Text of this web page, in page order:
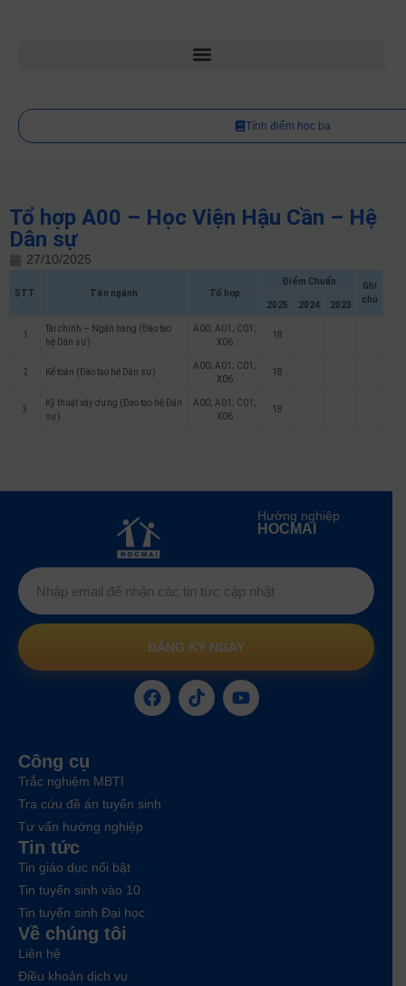
Tính điểm học bạ
Tổ hợp A00 – Học Viện Hậu Cần – Hệ
Dân sự
27/10/2025
STT Tên ngành Tổ hợp
Điểm Chuẩn
Ghi
chú
2025 2024 2023
1
Tài chính – Ngân hàng (Đào tạo
hệ Dân sự)
A00; A01; C01;
X06
18
2 Kế toán (Đào tạo hệ Dân sự)
A00; A01; C01;
X06
18
3
Kỹ thuật xây dựng (Đào tạo hệ Dân
sự)
A00; A01; C01;
X06
18
Hướng nghiệp
HOCMAI
ĐĂNG KÝ NGAY
Công cụ
Trắc nghiệm MBTI
Tra cứu đề án tuyển sinh
Tư vấn hướng nghiệp
Tin tức
Tin giáo dục nổi bật
Tin tuyển sinh vào 10
Tin tuyển sinh Đại học
Về chúng tôi
Liên hệ
Điều khoản dịch vụ